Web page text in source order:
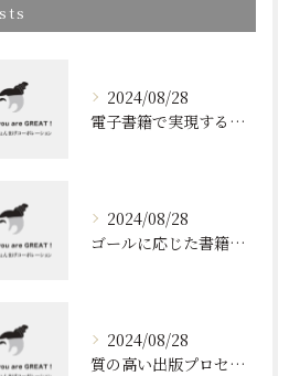
2024/08/28
電子書籍で実現する質の高いブランディング
2024/08/28
ゴールに応じた書籍のプロデュース
2024/08/28
質の高い出版プロセスの秘密